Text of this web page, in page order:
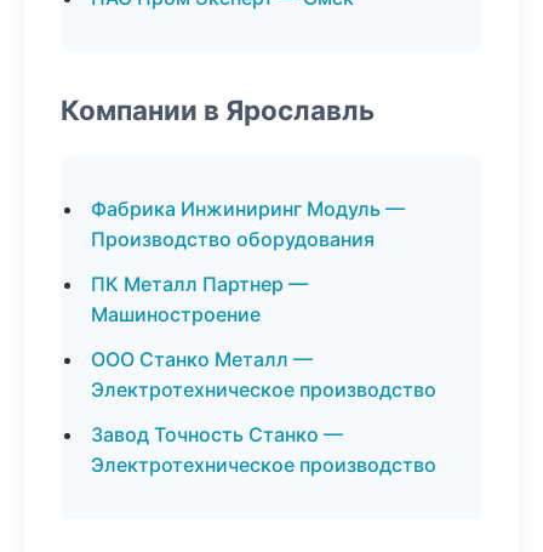
Компании в Ярославль
Фабрика Инжиниринг Модуль —
Производство оборудования
ПК Металл Партнер —
Машиностроение
ООО Станко Металл —
Электротехническое производство
Завод Точность Станко —
Электротехническое производство